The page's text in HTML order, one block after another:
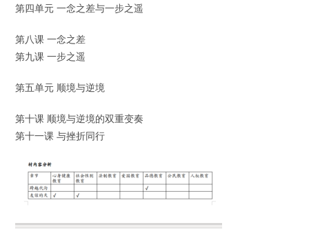
第四单元 一念之差与一步之遥
第八课 一念之差
第九课 一步之遥
第五单元 顺境与逆境
第十课 顺境与逆境的双重变奏
第十一课 与挫折同行